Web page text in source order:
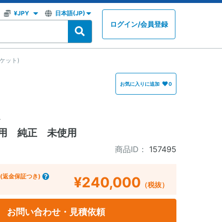
ログイン/会員登録
ット)
お気に入りに追加 0
純正 未使用
商品ID： 157495
(返金保証つき) ¥240,000 （税抜）
お問い合わせ・見積依頼